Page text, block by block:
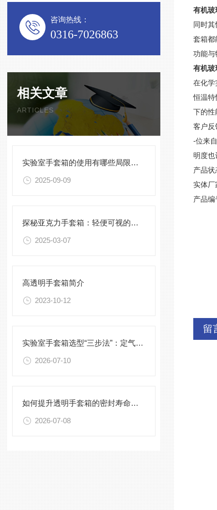
咨询热线：
0316-7026863
相关文章
ARTICLES
实验室手套箱的使用有哪些局限性？
2025-09-09
探秘亚克力手套箱：轻便可视的实验好帮手
2025-03-07
高透明手套箱简介
2023-10-12
实验室手套箱选型“三步法”：定气氛、定压差、定配件
2026-07-10
如何提升透明手套箱的密封寿命？密封圈选型与保养须知
2026-07-08
有机玻
同时
套箱都
功能与
有机玻
在化学
恒温特
下的性
客户反
-位来
明度
产品
实体
产品编
留